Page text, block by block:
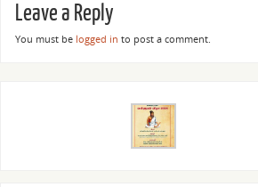
Leave a Reply
You must be logged in to post a comment.